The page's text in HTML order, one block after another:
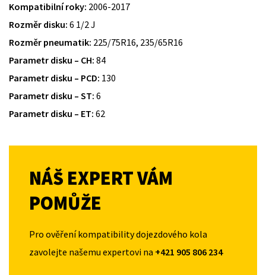
Kompatibilní roky: 2006-2017
Rozměr disku: 6 1/2 J
Rozměr pneumatik: 225/75R16, 235/65R16
Parametr disku – CH: 84
Parametr disku – PCD: 130
Parametr disku – ST: 6
Parametr disku – ET: 62
NÁŠ EXPERT VÁM
POMŮŽE
Pro ověření kompatibility dojezdového kola
zavolejte našemu expertovi na +421 905 806 234